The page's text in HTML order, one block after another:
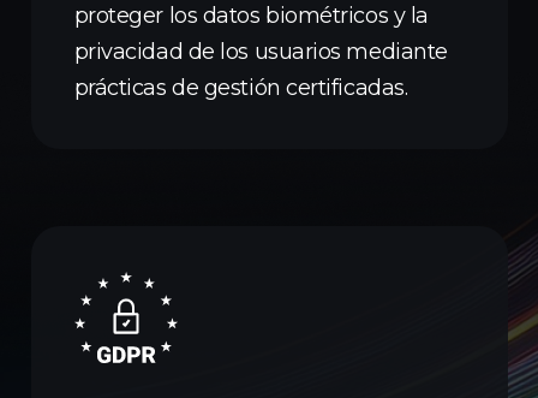
proteger los datos biométricos y la
privacidad de los usuarios mediante
prácticas de gestión certificadas.